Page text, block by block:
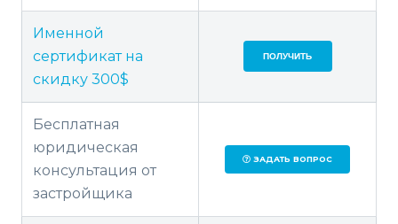
Именной
сертификат на
скидку 300$
ПОЛУЧИТЬ
Бесплатная
юридическая
консультация от
застройщика
ЗАДАТЬ ВОПРОС